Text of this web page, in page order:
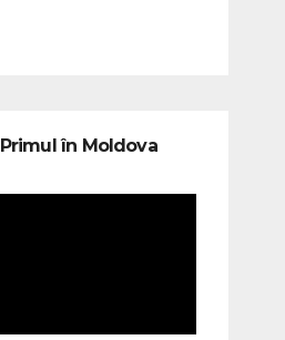
Primul în Moldova